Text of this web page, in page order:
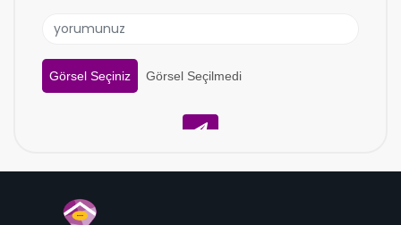
Görsel Seçiniz Görsel Seçilmedi